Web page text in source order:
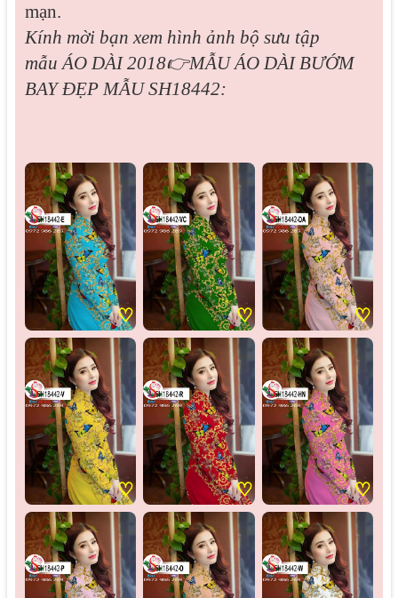
mạn.
Kính mời bạn xem hình ảnh bộ sưu tập
mẫuÁO DÀI 2018👉MẪU ÁO DÀI BƯỚM
BAY ĐẸP MẪU SH18442:
♡ ♡ ♡
♡ ♡ ♡